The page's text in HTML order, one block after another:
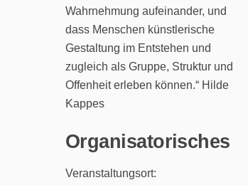
Wahrnehmung aufeinander, und
dass Menschen künstlerische
Gestaltung im Entstehen und
zugleich als Gruppe, Struktur und
Offenheit erleben können.“ Hilde
Kappes
Organisatorisches
Veranstaltungsort: